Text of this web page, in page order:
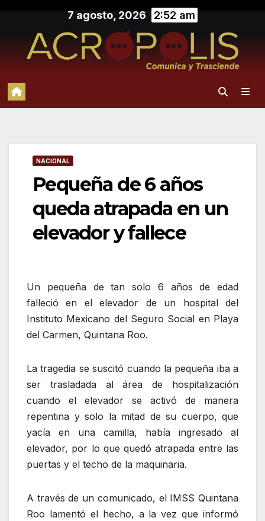
contenido
7 agosto, 2026 2:52 am
NACIONAL
Pequeña de 6 años
queda atrapada en un
elevador y fallece
Un pequeña de tan solo 6 años de edad
falleció en el elevador de un hospital del
Instituto Mexicano del Seguro Social en Playa
del Carmen, Quintana Roo.
La tragedia se suscitó cuando la pequeña iba a
ser trasladada al área de hospitalización
cuando el elevador se activó de manera
repentina y solo la mitad de su cuerpo, que
yacía en una camilla, había ingresado al
elevador, por lo que quedó atrapada entre las
puertas y el techo de la maquinaria.
A través de un comunicado, el IMSS Quintana
Roo lamentó el hecho, a la vez que informó